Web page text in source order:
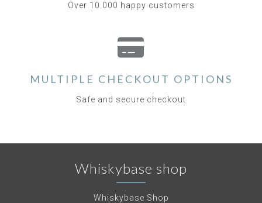
Over 10.000 happy customers
MULTIPLE CHECKOUT OPTIONS
Safe and secure checkout
Whiskybase shop
Whiskybase Shop